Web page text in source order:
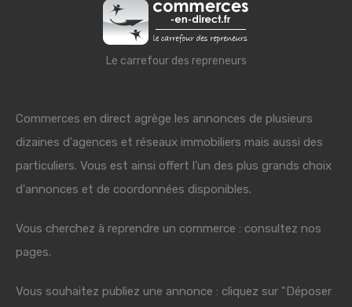
Le carrefour des repreneurs
Commerces en direct agrège les annonces de plusieurs
dizaines d'agences et réseaux immobiliers mais aussi des
particuliers. Vous est ainsi offert l'un des plus grands choix
d'annonces et de coordonnées disponibles.
Vous cherchez à reprendre un commerce : consultez nos
pages.
Vous souhaitez publiez une annonce : cliquez sur "Déposer